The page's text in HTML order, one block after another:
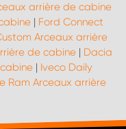
arrière de cabine
| Ford Connect
Arceaux arrière
de cabine| Dacia
| Iveco Daily
Ram Arceaux arrière